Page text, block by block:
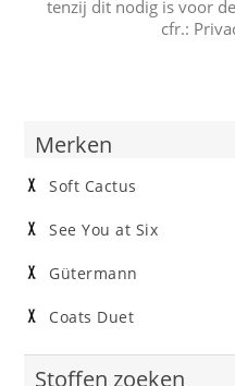
tenzij dit nodig is voor
cfr.:
Merken
Soft Cactus
See You at Six
Gütermann
Coats Duet
Stoffen zoeken